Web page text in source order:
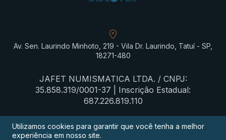
Av. Sen. Laurindo Minhoto, 219 - Vila Dr. Laurindo, Tatuí - SP,
18271-480
JAFET NUMISMATICA LTDA. / CNPJ:
35.858.319/0001-37 | Inscrição Estadual:
687.226.819.110
Termos de privacidade
Utilizamos cookies para garantir que você tenha a melhor
experiência em nosso site.